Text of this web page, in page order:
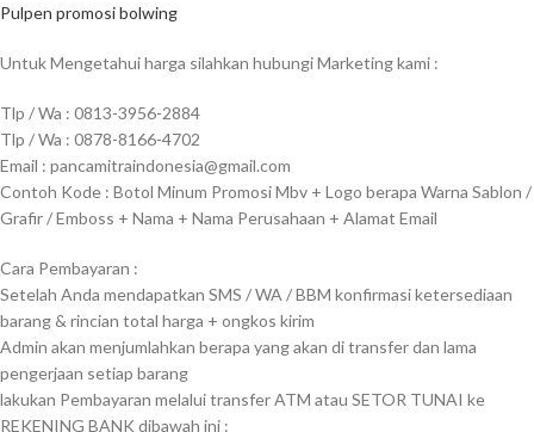
Pulpen promosi bolwing
Untuk Mengetahui harga silahkan hubungi Marketing kami :
Tlp / Wa : 0813-3956-2884
Tlp / Wa : 0878-8166-4702
Email : pancamitraindonesia@gmail.com
Contoh Kode : Botol Minum Promosi Mbv + Logo berapa Warna Sablon /
Grafir / Emboss + Nama + Nama Perusahaan + Alamat Email
Cara Pembayaran :
Setelah Anda mendapatkan SMS / WA / BBM konfirmasi ketersediaan
barang & rincian total harga + ongkos kirim
Admin akan menjumlahkan berapa yang akan di transfer dan lama
pengerjaan setiap barang
lakukan Pembayaran melalui transfer ATM atau SETOR TUNAI ke
REKENING BANK dibawah ini :